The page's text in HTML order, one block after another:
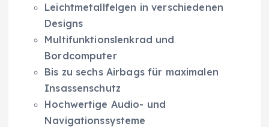
Leichtmetallfelgen in verschiedenen
Designs
Multifunktionslenkrad und
Bordcomputer
Bis zu sechs Airbags für maximalen
Insassenschutz
Hochwertige Audio- und
Navigationssysteme